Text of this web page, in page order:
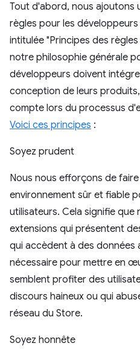
Tout d'abord, nous ajoutons
règles pour les
intitulée "Principes des
notre philosophie générale
développeurs doivent
conception de leurs
compte lors du processus
Voici ces principes :
Soyez prudent
Nous nous efforçons de
environnement sûr et fiable
utilisateurs. Cela signifie que
extensions qui présentent
qui accèdent à des données
nécessaire pour mettre en
semblent profiter des
discours haineux ou qui
réseau du Store.
Soyez honnête